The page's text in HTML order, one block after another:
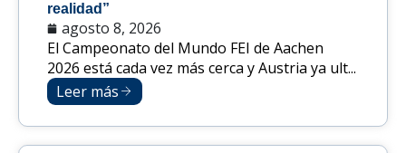
realidad”
agosto 8, 2026
El Campeonato del Mundo FEI de Aachen
2026 está cada vez más cerca y Austria ya ult...
Leer más